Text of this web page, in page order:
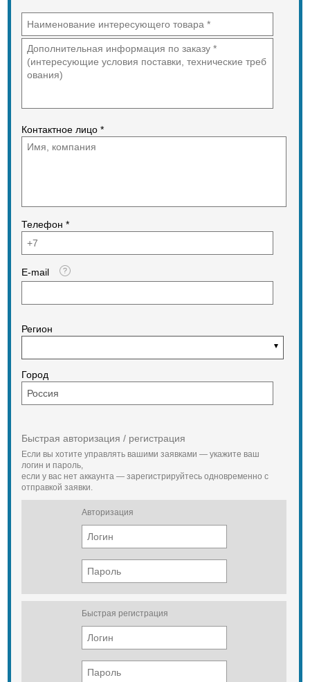
Контактное лицо *
Телефон *
E-mail
Регион
Город
Быстрая авторизация / регистрация
Если вы хотите управлять вашими заявками — укажите ваш
логин и пароль,
если у вас нет аккаунта — зарегистрируйтесь одновременно с
отправкой заявки.
Авторизация
Быстрая регистрация